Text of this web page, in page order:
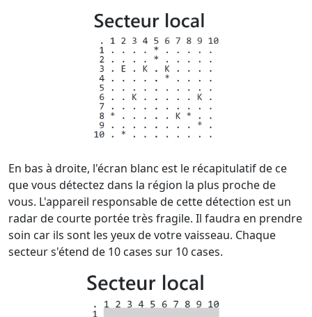
En bas à droite, l'écran blanc est le récapitulatif de ce
que vous détectez dans la région la plus proche de
vous. L'appareil responsable de cette détection est un
radar de courte portée très fragile. Il faudra en prendre
soin car ils sont les yeux de votre vaisseau. Chaque
secteur s'étend de 10 cases sur 10 cases.